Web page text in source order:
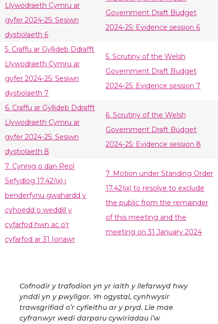
Llywodraeth Cymru ar
gyfer 2024-25: Sesiwn
dystiolaeth 6
Government Draft Budget
2024-25: Evidence session 6
5. Craffu ar Gyllideb Ddrafft
Llywodraeth Cymru ar
gyfer 2024-25: Sesiwn
dystiolaeth 7
5. Scrutiny of the Welsh
Government Draft Budget
2024-25: Evidence session 7
6. Craffu ar Gyllideb Ddrafft
Llywodraeth Cymru ar
gyfer 2024-25: Sesiwn
dystiolaeth 8
6. Scrutiny of the Welsh
Government Draft Budget
2024-25: Evidence session 8
7. Cynnig o dan Reol
Sefydlog 17.42(ix) i
benderfynu gwahardd y
cyhoedd o weddill y
cyfarfod hwn ac o'r
cyfarfod ar 31 Ionawr
7. Motion under Standing Order
17.42(ix) to resolve to exclude
the public from the remainder
of this meeting and the
meeting on 31 January 2024
Cofnodir y trafodion yn yr iaith y llefarwyd hwy
ynddi yn y pwyllgor. Yn ogystal, cynhwysir
trawsgrifiad o’r cyfieithu ar y pryd. Lle mae
cyfranwyr wedi darparu cywiriadau i’w